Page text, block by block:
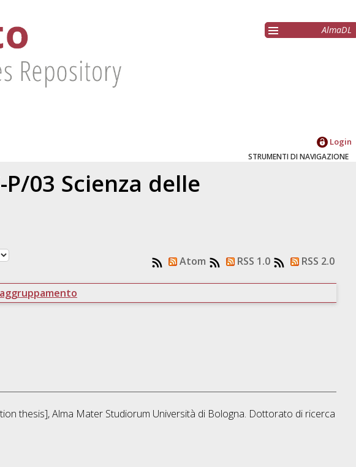
AlmaDL
Login
STRUMENTI DI NAVIGAZIONE
03 Scienza delle
Atom RSS 1.0 RSS 2.0
thesis], Alma Mater Studiorum Università di Bologna. Dottorato di ricerca